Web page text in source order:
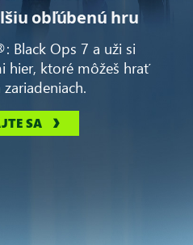
obľúbenú hru
Black Ops 7 a uži si
hier, ktoré môžeš hrať
SA